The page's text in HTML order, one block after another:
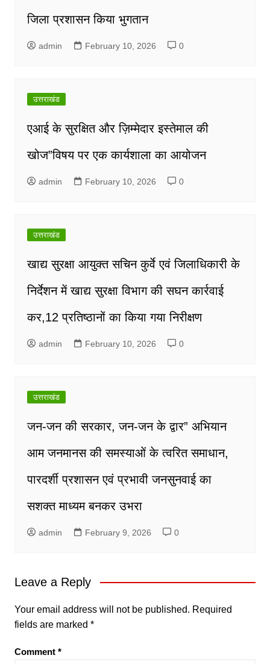
जिला प्रशासन किया भुगतान
admin February 10, 2026 0
उत्तराखंड
एआई के सुरक्षित और ज़िम्मेदार इस्तेमाल की
खोज”विषय पर एक कार्यशाला का आयोजन
admin February 10, 2026 0
उत्तराखंड
खाद्य सुरक्षा आयुक्त सचिन कुर्वे एवं जिलाधिकारी के
निर्देशन में खाद्य सुरक्षा विभाग की सघन कार्रवाई
कर,12 प्रतिष्ठानों का किया गया निरीक्षण
admin February 10, 2026 0
उत्तराखंड
जन-जन की सरकार, जन-जन के द्वार” अभियान
आम जनमानस की समस्याओं के त्वरित समाधान,
पारदर्शी प्रशासन एवं प्रभावी जनसुनवाई का
सशक्त माध्यम बनकर उभरा
admin February 9, 2026 0
Leave a Reply
Your email address will not be published. Required
fields are marked *
Comment *